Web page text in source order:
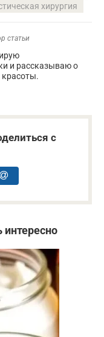
хирургия
статьи
и рассказываю о
красоты.
с